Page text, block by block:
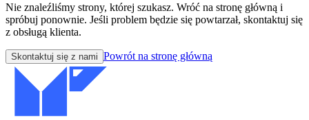
Nie znaleźliśmy strony, której szukasz. Wróć na stronę główną i
spróbuj ponownie. Jeśli problem będzie się powtarzał, skontaktuj się
z obsługą klienta.
Skontaktuj się z nami Powrót na stronę główną